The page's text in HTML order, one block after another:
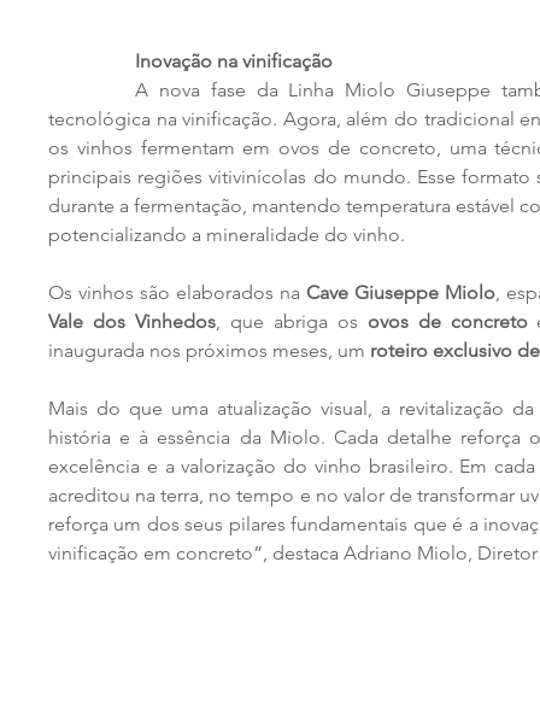
Inovação na vinificação
A nova fase da Linha Miolo Giuseppe
tecnológica na vinificação. Agora, além do tradicional
os vinhos fermentam em ovos de concreto, uma
principais regiões vitivinícolas do mundo. Esse
durante a fermentação, mantendo temperatura estável
potencializando a mineralidade do vinho.
Os vinhos são elaborados na Cave Giuseppe Miolo
Vale dos Vinhedos, que abriga os ovos de concreto
inaugurada nos próximos meses, um roteiro exclusivo
Mais do que uma atualização visual, a revitalização
história e à essência da Miolo. Cada detalhe reforça
excelência e a valorização do vinho brasileiro. Em
acreditou na terra, no tempo e no valor de transformar
reforça um dos seus pilares fundamentais que é a
vinificação em concreto”, destaca Adriano Miolo,